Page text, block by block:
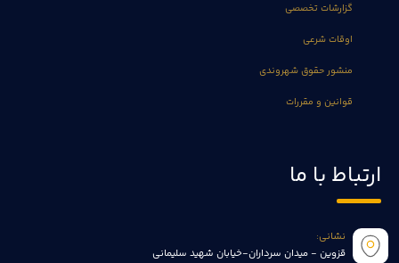
گزارشات تخصصی
اوقات شرعی
منشور حقوق شهروندی
قوانین و مقررات
ارتباط با ما
نشانی:
قزوین - میدان سرداران-خیابان شهید سلیمانی